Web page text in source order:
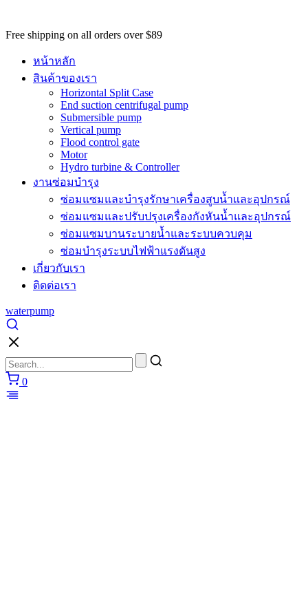
Free shipping on all orders over $89
หน้าหลัก
สินค้าของเรา
Horizontal Split Case
End suction centrifugal pump
Submersible pump
Vertical pump
Flood control gate
Motor
Hydro turbine & Controller
งานซ่อมบำรุง
ซ่อมแซมและบำรุงรักษาเครื่องสูบน้ำและอุปกรณ์
ซ่อมแซมและปรับปรุงเครื่องกังหันน้ำและอุปกรณ์
ซ่อมแซมบานระบายน้ำและระบบควบคุม
ซ่อมบำรุงระบบไฟฟ้าแรงดันสูง
เกี่ยวกับเรา
ติดต่อเรา
waterpump
0